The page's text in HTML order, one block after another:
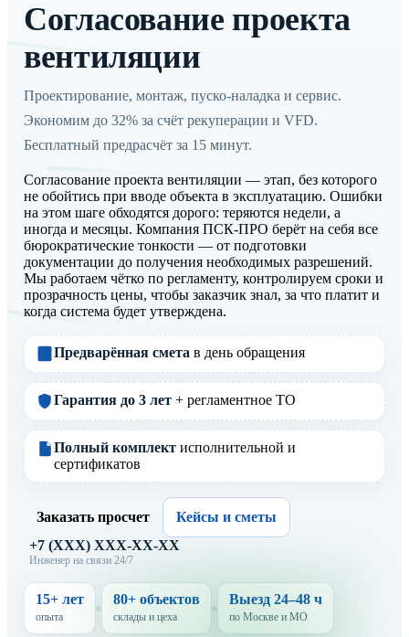
Согласование проекта
вентиляции
Проектирование, монтаж, пуско-наладка и сервис.
Экономим до 32% за счёт рекуперации и VFD.
Бесплатный предрасчёт за 15 минут.
Согласование проекта вентиляции — этап, без которого
не обойтись при вводе объекта в эксплуатацию. Ошибки
на этом шаге обходятся дорого: теряются недели, а
иногда и месяцы. Компания ПСК-ПРО берёт на себя все
бюрократические тонкости — от подготовки
документации до получения необходимых разрешений.
Мы работаем чётко по регламенту, контролируем сроки и
прозрачность цены, чтобы заказчик знал, за что платит и
когда система будет утверждена.
Предварённая смета в день обращения
Гарантия до 3 лет + регламентное ТО
Полный комплект исполнительной и
сертификатов
Заказать просчет
Кейсы и сметы
+7 (XXX) XXX-XX-XX
Инженер на связи 24/7
15+ лет
опыта
80+ объектов
склады и цеха
Выезд 24–48 ч
по Москве и МО